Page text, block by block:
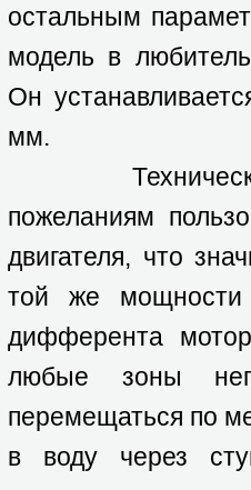
остальным
модель в
Он
мм.
Технические
пожеланиям
двигателя, что
той же мощности
дифферента
любые зоны
перемещаться по
в воду через